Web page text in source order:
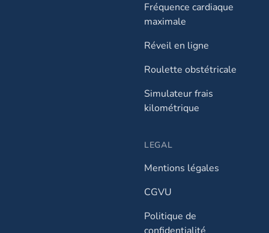
Fréquence cardiaque
maximale
Réveil en ligne
Roulette obstétricale
Simulateur frais
kilométrique
LEGAL
Mentions légales
CGVU
Politique de